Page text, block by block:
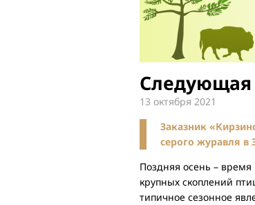
Следующая
13 октября 2021
Заказник
серого журавля в
Поздняя осень –
крупных скоплений
типичное сезонное